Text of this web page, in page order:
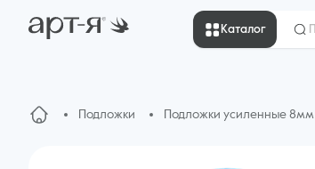
Каталог
Подложки Подложки усиленные 8мм